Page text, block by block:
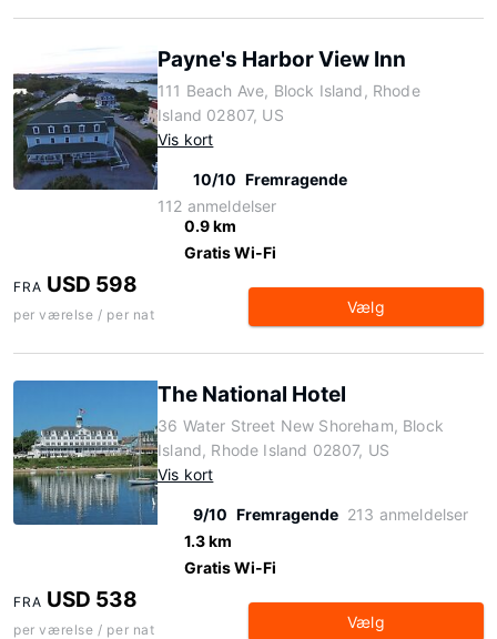
Payne's Harbor View Inn
111 Beach Ave, Block Island, Rhode
Island 02807, US
Vis kort
10/10 Fremragende
112 anmeldelser
0.9 km
Gratis Wi-Fi
FRA USD 598
per værelse / per nat Vælg
The National Hotel
36 Water Street New Shoreham, Block
Island, Rhode Island 02807, US
Vis kort
9/10 Fremragende 213 anmeldelser
1.3 km
Gratis Wi-Fi
FRA USD 538
per værelse / per nat Vælg